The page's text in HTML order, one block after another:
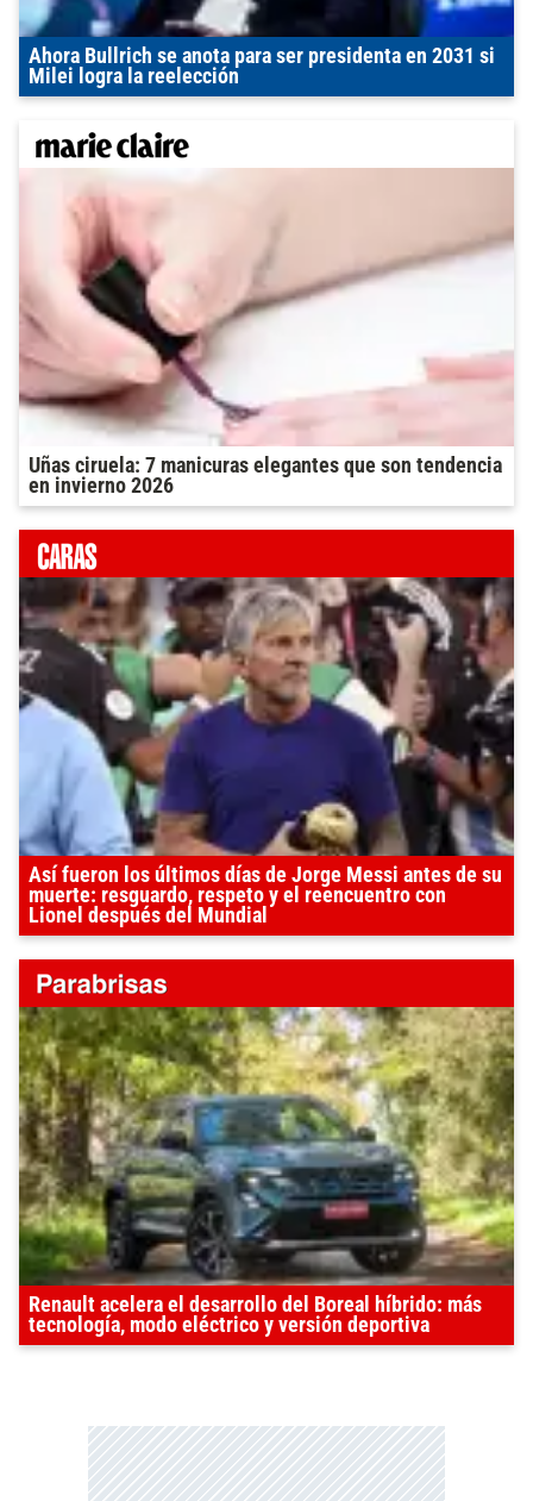
Ahora Bullrich se anota para ser presidenta en 2031 si
Milei logra la reelección
Uñas ciruela: 7 manicuras elegantes que son tendencia
en invierno 2026
Así fueron los últimos días de Jorge Messi antes de su
muerte: resguardo, respeto y el reencuentro con
Lionel después del Mundial
Renault acelera el desarrollo del Boreal híbrido: más
tecnología, modo eléctrico y versión deportiva